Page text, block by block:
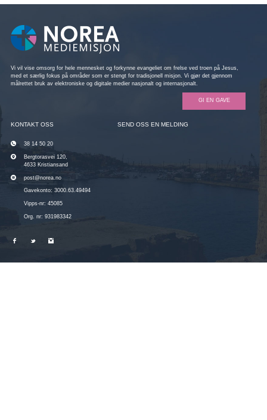
Vi vil vise omsorg for hele mennesket og forkynne evangeliet om frelse ved troen på Jesus,
med et særlig fokus på områder som er stengt for tradisjonell misjon. Vi gjør det gjennom
målrettet bruk av elektroniske og digitale medier nasjonalt og internasjonalt.
GI EN GAVE
KONTAKT OSS
38 14 50 20
Bergtorasvei 120,
4633 Kristiansand
post@norea.no
Gavekonto: 3000.63.49494
Vipps-nr: 45085
Org. nr: 931983342
SEND OSS EN MELDING